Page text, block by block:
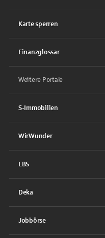
Karte sperren
Finanzglossar
Weitere Portale
S-Immobilien
WirWunder
LBS
Deka
Jobbörse